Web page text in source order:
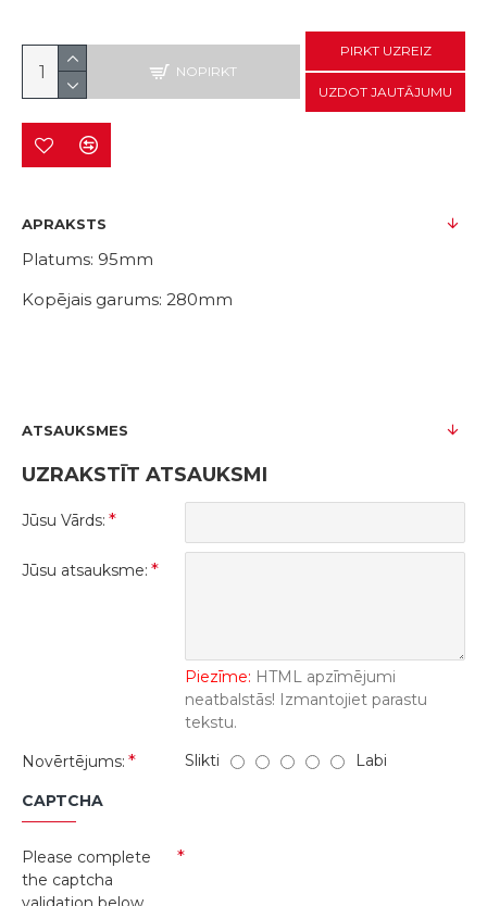
NOPIRKT
PIRKT UZREIZ
UZDOT JAUTĀJUMU
APRAKSTS
Platums: 95mm
Kopējais garums: 280mm
ATSAUKSMES
UZRAKSTĪT ATSAUKSMI
Jūsu Vārds:
Jūsu atsauksme:
Piezīme: HTML apzīmējumi
neatbalstās! Izmantojiet parastu
tekstu.
Novērtējums:
Slikti Labi
CAPTCHA
Please complete
the captcha